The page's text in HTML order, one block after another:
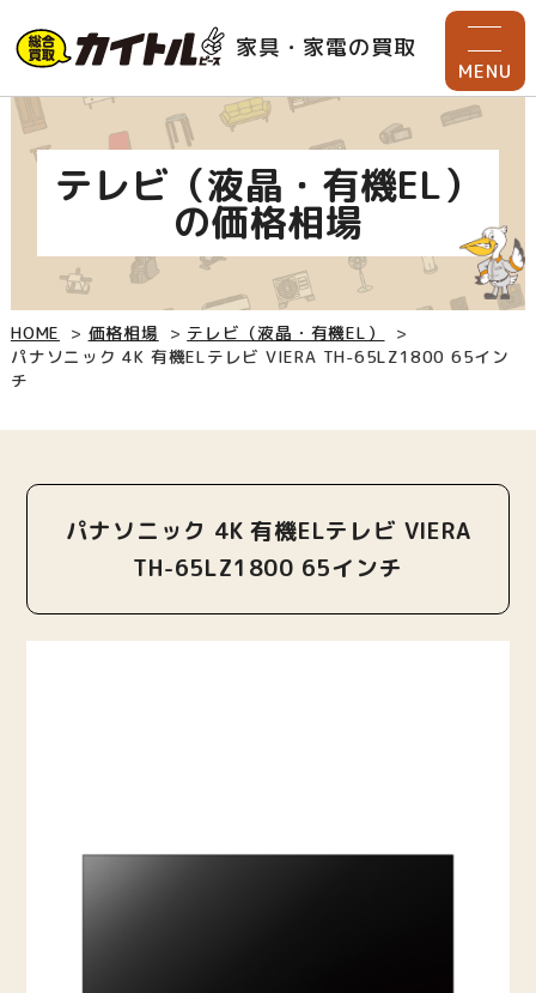
家具・家電の買取
MENU
テレビ（液晶・有機EL）
の価格相場
HOME 価格相場
テレビ（液晶・有機EL）
パナソニック 4K 有機ELテレビ VIERA TH-65LZ1800 65イン
チ
パナソニック 4K 有機ELテレビ VIERA
TH-65LZ1800 65インチ